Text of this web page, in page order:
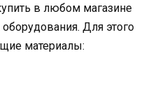
в любом магазине
Для этого
материалы: